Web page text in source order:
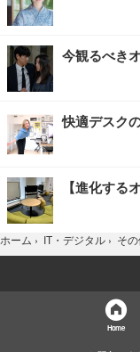
今観るべき
快適デスク
【進化する
ホーム › IT・デジタル › その
Home